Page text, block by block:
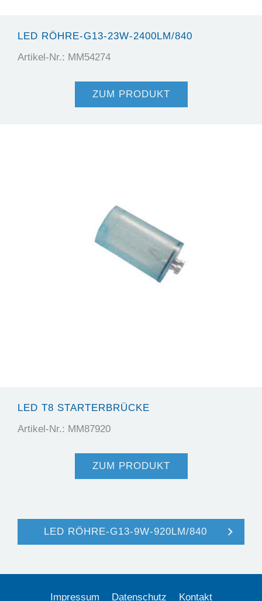
LED RÖHRE-G13-23W-2400LM/840
Artikel-Nr.: MM54274
ZUM PRODUKT
LED T8 STARTERBRÜCKE
Artikel-Nr.: MM87920
ZUM PRODUKT
LED RÖHRE-G13-9W-920LM/840
Impressum Datenschutz Kontakt